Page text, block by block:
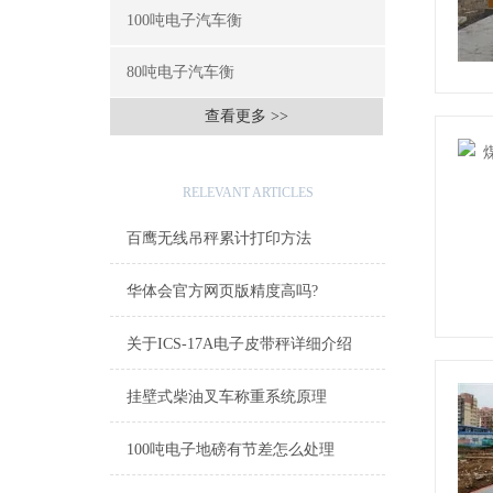
100吨电子汽车衡
80吨电子汽车衡
查看更多 >>
RELEVANT ARTICLES
百鹰无线吊秤累计打印方法
华体会官方网页版精度高吗?
关于ICS-17A电子皮带秤详细介绍
挂壁式柴油叉车称重系统原理
100吨电子地磅有节差怎么处理